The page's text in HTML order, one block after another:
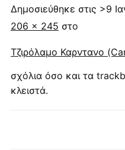
Δημοσιεύθηκε στις >9
206 × 245 στο
Τζιρόλαμο Καρντανο
σχόλια όσο και τα
κλειστά.